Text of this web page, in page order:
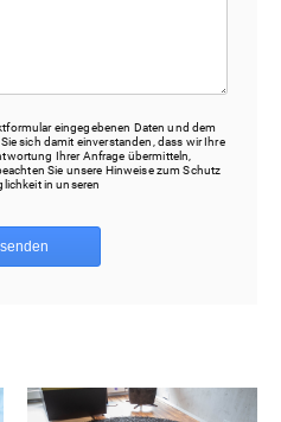
eingegebenen Daten und dem
sich damit einverstanden, dass wir Ihre
Ihrer Anfrage übermitteln,
Sie unsere Hinweise zum Schutz
in unseren